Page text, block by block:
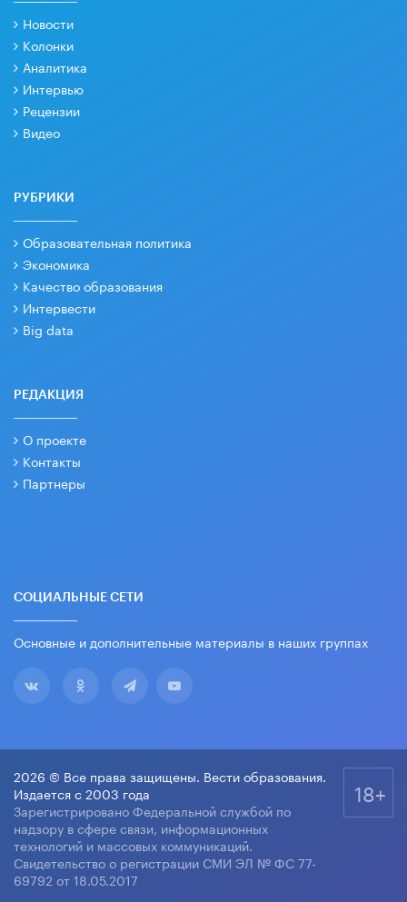
Новости
Колонки
Аналитика
Интервью
Рецензии
Видео
РУБРИКИ
Образовательная политика
Экономика
Качество образования
Интервести
Big data
РЕДАКЦИЯ
О проекте
Контакты
Партнеры
СОЦИАЛЬНЫЕ СЕТИ
Основные и дополнительные материалы в наших группах
2026 © Все права защищены. Вести образования.
Издается с 2003 года
Зарегистрировано Федеральной службой по
надзору в сфере связи, информационных
технологий и массовых коммуникаций.
Свидетельство о регистрации СМИ ЭЛ № ФС 77-
69792 от 18.05.2017
18+